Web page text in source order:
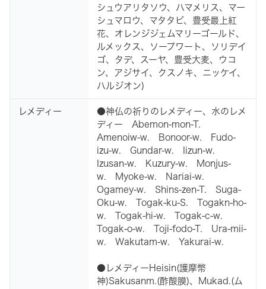
シュウアリタソウ、ハマメリス、マー
シュマロウ、マタタビ、豊受最上紅
花、オレンジジェムマリーゴールド、
ルメックス、ソープワート、ソリデイ
ゴ、タデ、スーヤ、豊受大麦、ウコ
ン、アジサイ、クスノキ、ニッケイ、
ハルジオン)
レメディー
●神仏の祈りのレメディー、水のレメ
ディー Abemon-mon-T.
Amenoiw-w. Bonoor-w. Fudo-
izu-w. Gundar-w. Iizun-w.
Izusan-w. Kuzury-w. Monjus-
w. Myoke-w. Nariai-w.
Ogamey-w. Shins-zen-T. Suga-
Oku-w. Togak-ku-S. Togakn-ho-
w. Togak-hi-w. Togak-c-w.
Togak-o-w. Toji-fodo-T. Ura-mii-
w. Wakutam-w. Yakurai-w.
●レメディーHeisin(護摩幣
神)Sakusanm.(酢酸膜)、Mukad.(ム